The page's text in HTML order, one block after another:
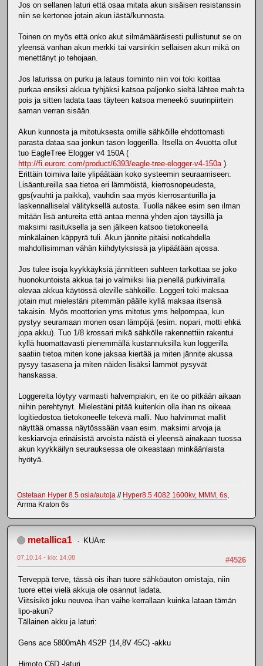
Jos on sellanen laturi että osaa mitata akun sisäisen resistanssin
niin se kertonee jotain akun iästä/kunnosta.
Toinen on myös että onko akut silmämääräisesti pullistunut se on
yleensä vanhan akun merkki tai varsinkin sellaisen akun mikä on
menettänyt jo tehojaan.
Jos laturissa on purku ja lataus toiminto niin voi toki koittaa
purkaa ensiksi akkua tyhjäksi katsoa paljonko sieltä lähtee mah:ta
pois ja sitten ladata taas täyteen katsoa meneekö suurinpiirtein
saman verran sisään.
Akun kunnosta ja mitotuksesta omille sähköille ehdottomasti
parasta dataa saa jonkun tason loggerilla. Itsellä on 4vuotta ollut
tuo EagleTree Elogger v4 150A (
http://fi.eurorc.com/product/6393/eagle-tree-elogger-v4-150a).
Erittäin toimiva laite ylipäätään koko systeemin seuraamiseen.
Lisäantureilla saa tietoa eri lämmöistä, kierrosnopeudesta,
gps(vauhti ja paikka), vauhdin saa myös kierrosanturilla ja
laskennalliselal välityksellä autosta. Tuolla näkee esim sen ilman
mitään lisä antureita että antaa mennä yhden ajon täysillä ja
maksimi rasituksella ja sen jälkeen katsoo tietokoneella
minkälainen käppyrä tuli. Akun jännite pitäisi notkahdella
mahdollisimman vähän kiihdytyksissä ja ylipäätään ajossa.
Jos tulee isoja kyykkäyksiä jännitteen suhteen tarkottaa se joko
huonokuntoista akkua tai jo valmiiksi liia pienellä purkivirralla
olevaa akkua käytössä oleville sähköille. Loggeri toki maksaa
jotain mut mielestäni pitemmän päälle kyllä maksaa itsensä
takaisin. Myös moottorien yms mitotus yms helpompaa, kun
pystyy seuramaan monen osan lämpöjä (esim. nopari, motti ehkä
jopa akku). Tuo 1/8 krossari mikä sähkölle rakennettiin rakentui
kyllä huomattavasti pienemmällä kustannuksilla kun loggerilla
saatiin tietoa miten kone jaksaa kiertää ja miten jännite akussa
pysyy tasasena ja miten näiden lisäksi lämmöt pysyvät
hanskassa.
Loggereita löytyy varmasti halvempiakin, en ite oo pitkään aikaan
niihin perehtynyt. Mielestäni pitää kuitenkin olla ihan ns oikeaa
logitiedostoa tietokoneelle tekevä malli. Nuo halvimmat mallit
näyttää omassa näytösssään vaan esim. maksimi arvoja ja
keskiarvoja erinäisistä arvoista näistä ei yleensä ainakaan tuossa
akun kyykkäilyn seurauksessa ole oikeastaan minkäänlaista
hyötyä.
Ostetaan Hyper 8.5 osia/autoja // Hyper8.5 4082 1600kv, MMM, 6s
Arrma Kraton 6s
metallica1 KUArc
#4526
07.10.14 - klo: 14.08
Terveppä terve, tässä ois ihan tuore sähköauton omistaja, niin
tuore ettei vielä akkuja ole osannut ladata.
Viitsisikö joku neuvoa ihan vaihe kerrallaan kuinka lataan tämän
lipo-akun?
Tällainen akku ja laturi:
Gens ace 5800mAh 4S2P (14,8V 45C) -akku
Himoto C6D -laturi